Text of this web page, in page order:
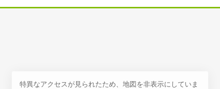
特異なアクセスが見られたため、地図を非表示にしていま